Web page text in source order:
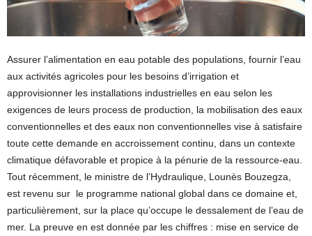
Assurer l’alimentation en eau potable des populations, fournir l’eau
aux activités agricoles pour les besoins d’irrigation et
approvisionner les installations industrielles en eau selon les
exigences de leurs process de production, la mobilisation des eaux
conventionnelles et des eaux non conventionnelles vise à satisfaire
toute cette demande en accroissement continu, dans un contexte
climatique défavorable et propice à la pénurie de la ressource-eau.
Tout récemment, le ministre de l’Hydraulique, Lounès Bouzegza,
est revenu sur le programme national global dans ce domaine et,
particulièrement, sur la place qu’occupe le dessalement de l’eau de
mer. La preuve en est donnée par les chiffres : mise en service de